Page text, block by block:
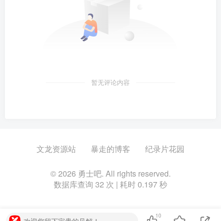
暂无评论内容
文龙资源站 暴走的博客 纪录片花园
© 2026 勇士吧. All rights reserved.
数据库查询 32 次 | 耗时 0.197 秒
10